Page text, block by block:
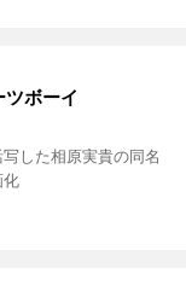
ボーイ
した相原実貴の同名
化